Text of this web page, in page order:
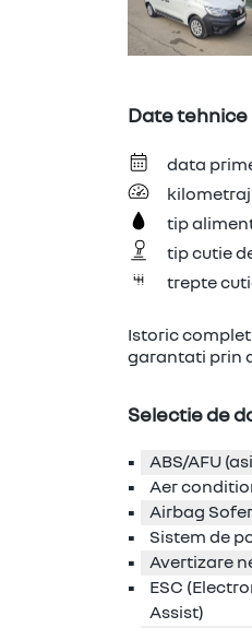
Date tehnice
data
kilometraj
tip
tip cutie
trepte
Istoric
garantati prin
Selectie de
ABS/AFU
Aer
Airbag Sofer
Sistem de
Avertizare
ESC
Assist)